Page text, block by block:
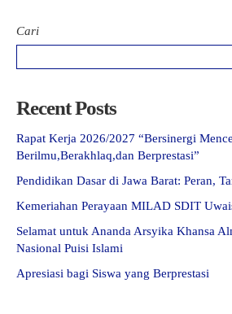
Cari
Recent Posts
Rapat Kerja 2026/2027 “Bersinergi
Berilmu,Berakhlaq,dan Berprestasi”
Pendidikan Dasar di Jawa Barat: Peran,
Kemeriahan Perayaan MILAD SDIT
Selamat untuk Ananda Arsyika Khansa
Nasional Puisi Islami
Apresiasi bagi Siswa yang Berprestasi